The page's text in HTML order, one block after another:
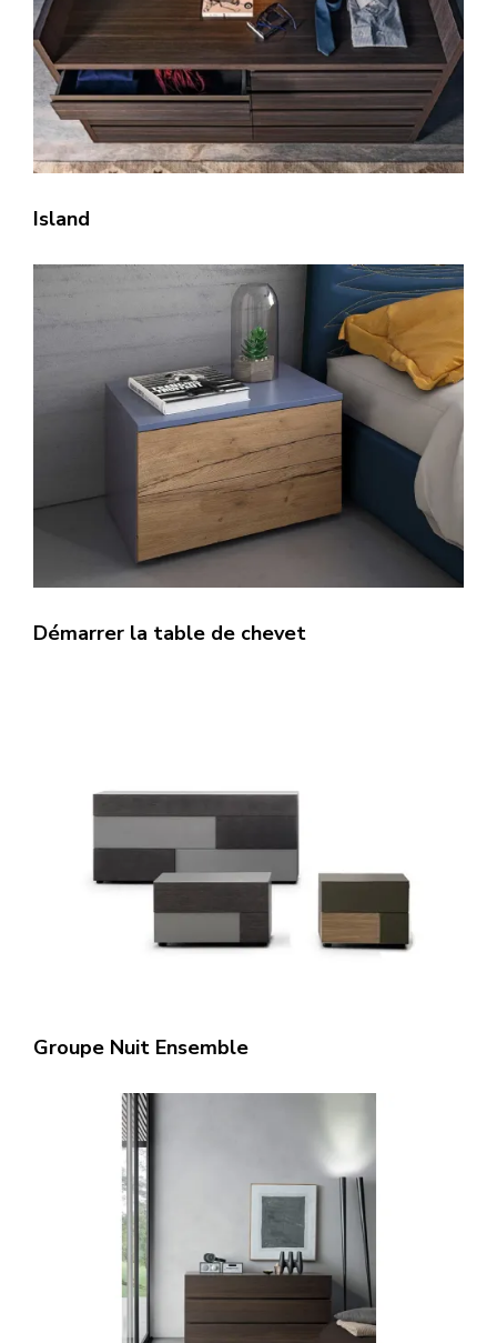
Island
Démarrer la table de chevet
Groupe Nuit Ensemble